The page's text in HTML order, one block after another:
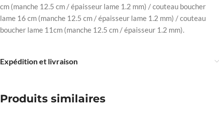
cm (manche 12.5 cm / épaisseur lame 1.2 mm) / couteau boucher
lame 16 cm (manche 12.5 cm / épaisseur lame 1.2 mm) / couteau
boucher lame 11cm (manche 12.5 cm / épaisseur 1.2 mm).
Expédition et livraison
Produits similaires